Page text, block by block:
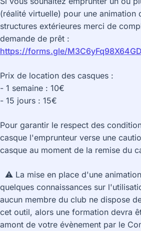
(réalité virtuelle) pour une animation
structures extérieures merci de
demande de prêt :
https://forms.gle/
Prix de location des casques :
- 1 semaine : 10€
- 15 jours : 15€
Pour garantir le respect des
casque l'emprunteur verse une
casque au moment de la remise du
⚠️ La mise en place d'une
quelques connaissances sur
aucun membre du club ne dispose
cet outil, alors une formation devra
amont de votre évènement par le